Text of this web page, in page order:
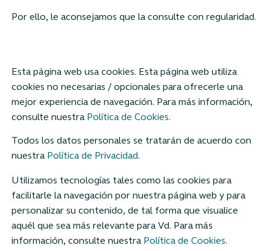
Por ello, le aconsejamos que la consulte con regularidad.
Esta página web usa cookies. Esta página web utiliza
cookies no necesarias / opcionales para ofrecerle una
mejor experiencia de navegación. Para más información,
consulte nuestra Política de Cookies.
Todos los datos personales se tratarán de acuerdo con
nuestra Política de Privacidad.
Utilizamos tecnologías tales como las cookies para
facilitarle la navegación por nuestra página web y para
personalizar su contenido, de tal forma que visualice
aquél que sea más relevante para Vd. Para más
información, consulte nuestra Política de Cookies.